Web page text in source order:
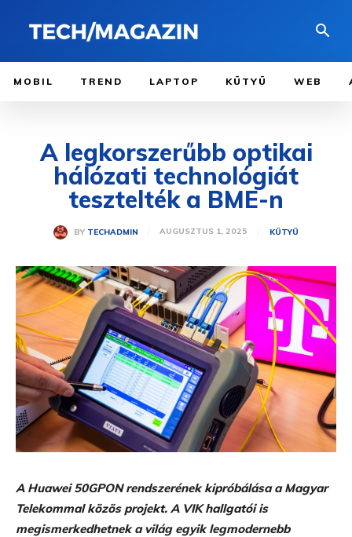
MOBIL TREND LAPTOP KÜTYÜ WEB
A legkorszerűbb optikai
hálózati technológiát
tesztelték a BME-n
BY TECHADMIN AUGUSZTUS 1, 2025 KÜTYÜ
A Huawei 50GPON rendszerének kipróbálása a Magyar
Telekommal közös projekt. A VIK hallgatói is
megismerkedhetnek a világ egyik legmodernebb